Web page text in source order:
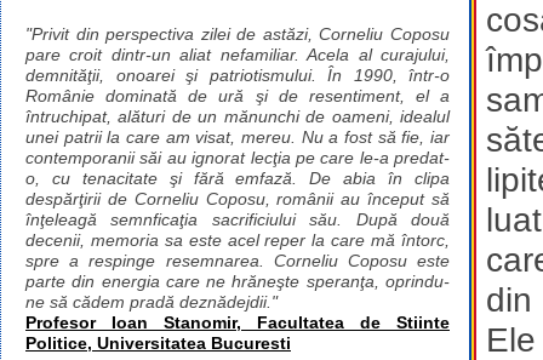
din
"Privit din perspectiva zilei de astăzi, Corneliu Coposu
pare croit dintr-un aliat nefamiliar. Acela al curajului,
demnităţii, onoarei şi patriotismului. În 1990, într-o
Românie dominată de ură şi de resentiment, el a
întruchipat, alături de un mănunchi de oameni, idealul
unei patrii la care am visat, mereu. Nu a fost să fie, iar
contemporanii săi au ignorat lecţia pe care le-a predat-
o, cu tenacitate şi fără emfază. De abia în clipa
despărţirii de Corneliu Coposu, românii au început să
înţeleagă semnficaţia sacrificiului său. După două
decenii, memoria sa este acel reper la care mă întorc,
spre a respinge resemnarea. Corneliu Coposu este
parte din energia care ne hrăneşte speranţa, oprindu-
ne să cădem pradă deznădejdii."
Profesor Ioan Stanomir, Facultatea de Stiinte
Politice, Universitatea Bucuresti